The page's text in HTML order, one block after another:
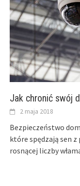
Jak chronić swój
2 maja 2018
Bezpieczeństwo
które spędzają sen z
rosnącej liczby